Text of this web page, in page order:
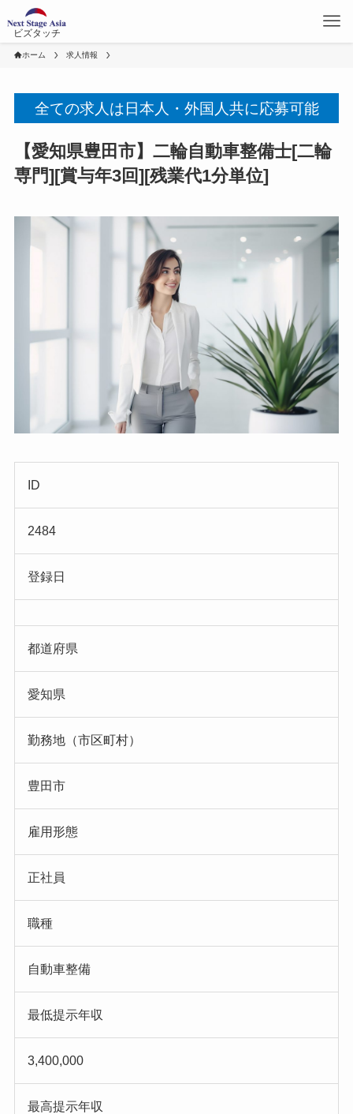
ビズタッチ
ホーム 求人情報
全ての求人は日本人・外国人共に応募可能
【愛知県豊田市】二輪自動車整備士[二輪
専門][賞与年3回][残業代1分単位]
ID
2484
登録日
都道府県
愛知県
勤務地（市区町村）
豊田市
雇用形態
正社員
職種
自動車整備
最低提示年収
3,400,000
最高提示年収